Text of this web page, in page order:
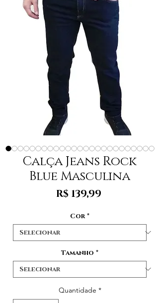
Calça Jeans Rock
Blue Masculina
R$ 139,99Preço
Cor *
Tamanho *
Quantidade *